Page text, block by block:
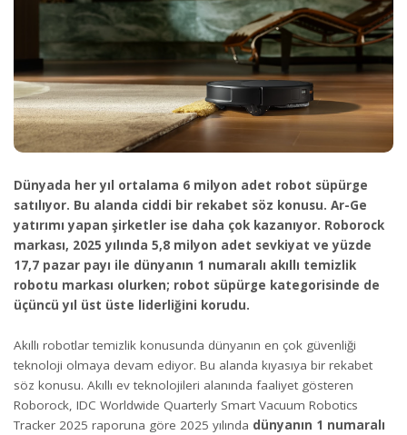
Dünyada her yıl ortalama 6 milyon adet robot süpürge
satılıyor. Bu alanda ciddi bir rekabet söz konusu. Ar-Ge
yatırımı yapan şirketler ise daha çok kazanıyor. Roborock
markası, 2025 yılında 5,8 milyon adet sevkiyat ve yüzde
17,7 pazar payı ile dünyanın 1 numaralı akıllı temizlik
robotu markası olurken; robot süpürge kategorisinde de
üçüncü yıl üst üste liderliğini korudu.
Akıllı robotlar temizlik konusunda dünyanın en çok güvenliği
teknoloji olmaya devam ediyor. Bu alanda kıyasıya bir rekabet
söz konusu. Akıllı ev teknolojileri alanında faaliyet gösteren
Roborock, IDC Worldwide Quarterly Smart Vacuum Robotics
Tracker 2025 raporuna göre 2025 yılında dünyanın 1 numaralı